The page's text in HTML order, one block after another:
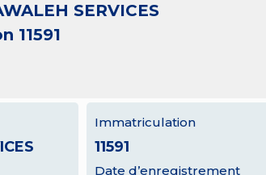
SERVICES
11591
Immatriculation
11591
Date d’enregistrement